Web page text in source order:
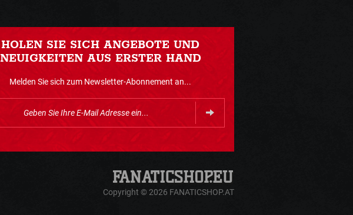
HOLEN SIE SICH ANGEBOTE UND
NEUIGKEITEN AUS ERSTER HAND
Melden Sie sich zum Newsletter-Abonnement an...
Copyright © 2026 FANATICSHOP.AT